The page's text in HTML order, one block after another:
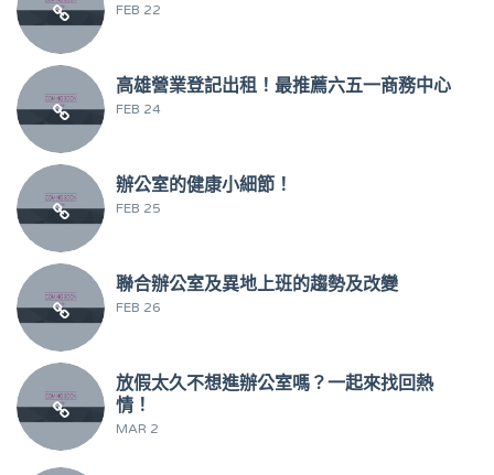
FEB 22
高雄營業登記出租！最推薦六五一商務中心
FEB 24
辦公室的健康小細節！
FEB 25
聯合辦公室及異地上班的趨勢及改變
FEB 26
放假太久不想進辦公室嗎？一起來找回熱
情！
MAR 2